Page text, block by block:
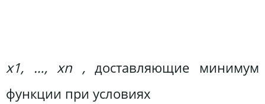
х1, …, xn ,доставляющие минимум
функции при условиях